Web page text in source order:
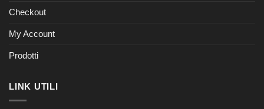
Checkout
My Account
Prodotti
LINK UTILI